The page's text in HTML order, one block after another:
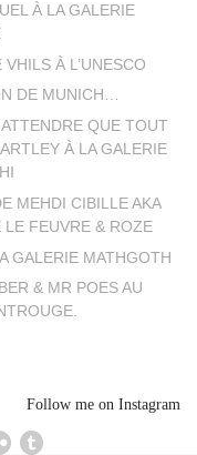
À LA GALERIE
À L’UNESCO
DE MUNICH…
QUE TOUT
À LA GALERIE
MEHDI CIBILLE AKA
LE FEUVRE & ROZE
GALERIE MATHGOTH
& MR POES AU
Follow me on Instagram